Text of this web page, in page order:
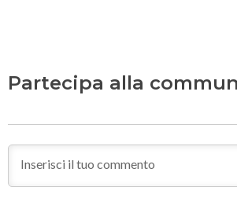
Partecipa alla